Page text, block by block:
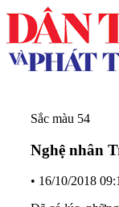
Sắc màu 54
Nghệ nhân
• 16/10/2018